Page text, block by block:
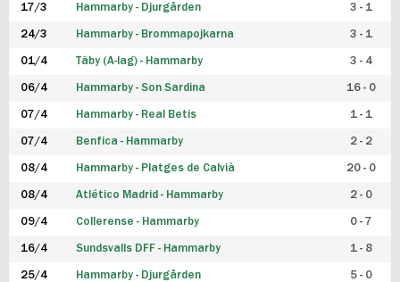
FUTSAL HERR
FUTSAL DAM
17/3 Hammarby - Djurgården 3 - 1
24/3 Hammarby - Brommapojkarna 3 - 1
01/4 Täby (A-lag) - Hammarby 3 - 4
06/4 Hammarby - Son Sardina 16 - 0
07/4 Hammarby - Real Betis 1 - 1
07/4 Benfica - Hammarby 2 - 2
08/4 Hammarby - Platges de Calvià 20 - 0
08/4 Atlético Madrid - Hammarby 2 - 0
09/4 Collerense - Hammarby 0 - 7
16/4 Sundsvalls DFF - Hammarby 1 - 8
25/4 Hammarby - Djurgården 5 - 0